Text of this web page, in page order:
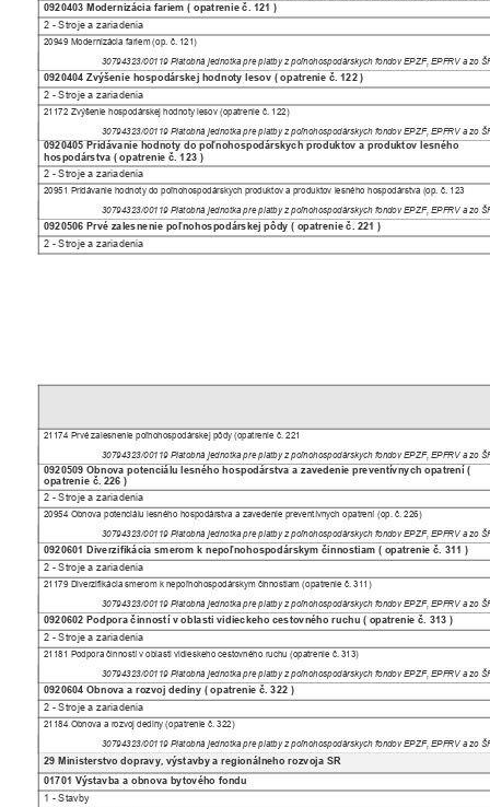
0920403 Modernizácia fariem ( opatrenie č. 121 )
2 - Stroje a zariadenia
20949 Modernizácia fariem (op. č. 121)
30794323/00119 Platobná jednotka pre platby z poľnohospodárskych fondov EPZF, EPFRV a zo
0920404 Zvýšenie hospodárskej hodnoty lesov ( opatrenie č. 122 )
2 - Stroje a zariadenia
21172 Zvýšenie hospodárskej hodnoty lesov (opatrenie č. 122)
30794323/00119 Platobná jednotka pre platby z poľnohospodárskych fondov EPZF, EPFRV a zo
0920405 Pridávanie hodnoty do poľnohospodárskych produktov a produktov lesného
hospodárstva ( opatrenie č. 123 )
2 - Stroje a zariadenia
20951 Pridávanie hodnoty do poľnohospodárskych produktov a produktov lesného hospodárstva (op. č. 123
30794323/00119 Platobná jednotka pre platby z poľnohospodárskych fondov EPZF, EPFRV a zo
0920506 Prvé zalesnenie poľnohospodárskej pôdy ( opatrenie č. 221 )
2 - Stroje a zariadenia
21174 Prvé zalesnenie poľnohospodárskej pôdy (opatrenie č. 221
30794323/00119 Platobná jednotka pre platby z poľnohospodárskych fondov EPZF, EPFRV a zo
0920509 Obnova potenciálu lesného hospodárstva a zavedenie preventívnych opatrení (
opatrenie č. 226 )
2 - Stroje a zariadenia
20954 Obnova potenciálu lesného hospodárstva a zavedenie preventívnych opatrení (op. č. 226)
30794323/00119 Platobná jednotka pre platby z poľnohospodárskych fondov EPZF, EPFRV a zo
0920601 Diverzifikácia smerom k nepoľnohospodárskym činnostiam ( opatrenie č. 311 )
2 - Stroje a zariadenia
21179 Diverzifikácia smerom k nepoľnohospodárskym činnostiam (opatrenie č. 311)
30794323/00119 Platobná jednotka pre platby z poľnohospodárskych fondov EPZF, EPFRV a zo
0920602 Podpora činností v oblasti vidieckeho cestovného ruchu ( opatrenie č. 313 )
2 - Stroje a zariadenia
21181 Podpora činností v oblasti vidieskeho cestovného ruchu (opatrenie č. 313)
30794323/00119 Platobná jednotka pre platby z poľnohospodárskych fondov EPZF, EPFRV a zo
0920604 Obnova a rozvoj dediny ( opatrenie č. 322 )
2 - Stroje a zariadenia
21184 Obnova a rozvoj dediny (opatrenie č. 322)
30794323/00119 Platobná jednotka pre platby z poľnohospodárskych fondov EPZF, EPFRV a zo
29 Ministerstvo dopravy, výstavby a regionálneho rozvoja SR
01701 Výstavba a obnova bytového fondu
1 - Stavby